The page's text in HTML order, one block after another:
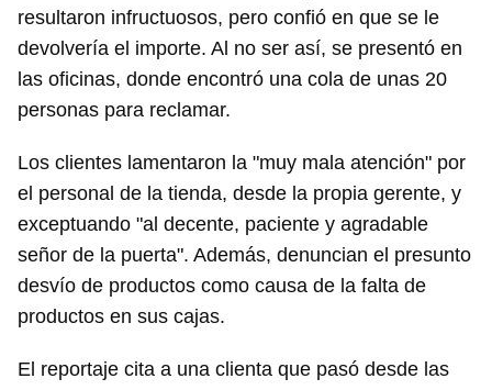
resultaron infructuosos, pero confió en que se le
devolvería el importe. Al no ser así, se presentó en
las oficinas, donde encontró una cola de unas 20
personas para reclamar.
Los clientes lamentaron la "muy mala atención" por
el personal de la tienda, desde la propia gerente, y
exceptuando "al decente, paciente y agradable
señor de la puerta". Además, denuncian el presunto
desvío de productos como causa de la falta de
productos en sus cajas.
El reportaje cita a una clienta que pasó desde las